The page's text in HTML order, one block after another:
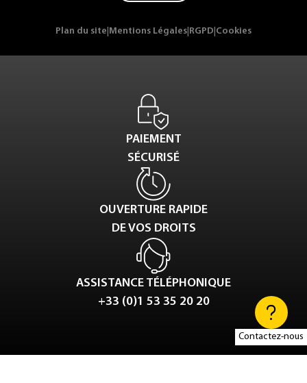
Contactez-nous
Plan du site Mentions Légales RGPD Cookies
PAIEMENT
SÉCURISÉ
OUVERTURE RAPIDE
DE VOS DROITS
ASSISTANCE TÉLÉPHONIQUE
+33 (0)1 53 35 20 20